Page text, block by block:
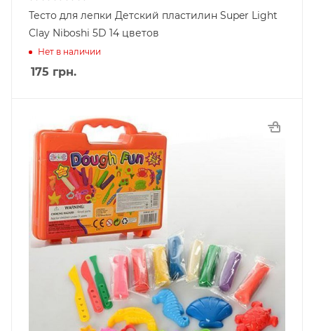
Тесто для лепки Детский пластилин Super Light
Clay Niboshi 5D 14 цветов
Нет в наличии
175 грн.